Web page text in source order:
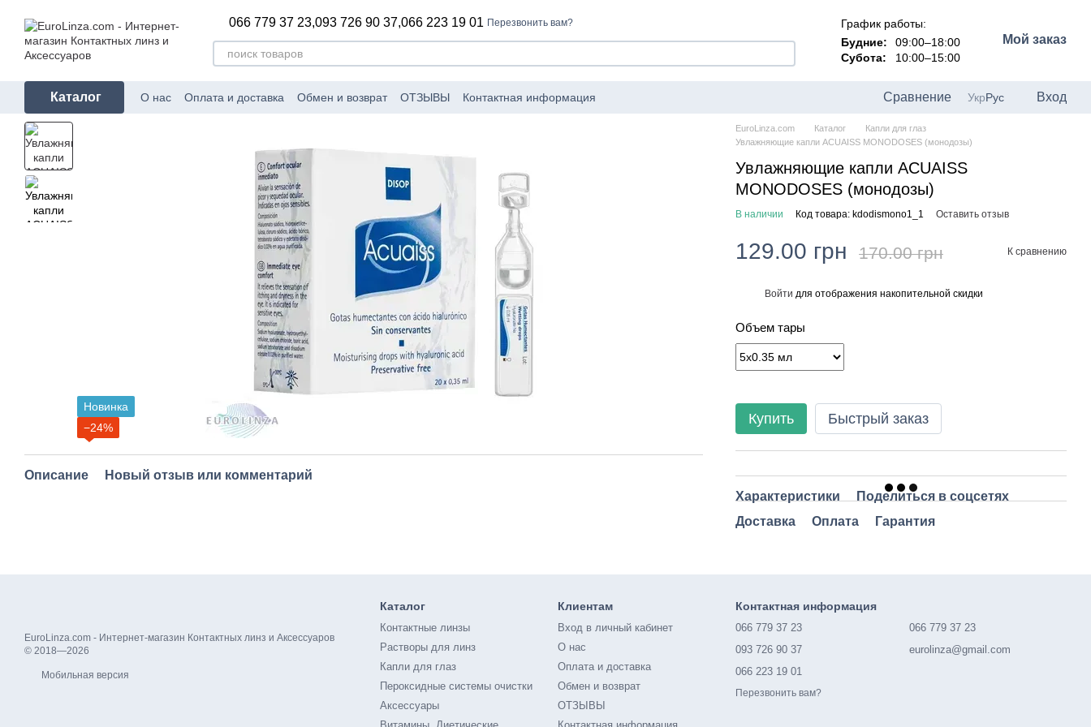
066 779 37 23,093 726 90 37,066 223 19 01 Перезвонить вам?
График работы:
Будние:
09:00–18:00
Субота:
10:00–15:00
Мой заказ
Каталог О нас Оплата и доставка Обмен и возврат ОТЗЫВЫ
Контактная информация
Сравнение УкрРус Вход
Новинка
−24%
Описание Новый отзыв или комментарий
EuroLinza.com Каталог
Капли для глаз
Увлажняющие капли ACUAISS MONODOSES (монодозы)
Увлажняющие капли ACUAISS
MONODOSES (монодозы)
В наличии Код товара: kdodismono1_1 Оставить отзыв
129.00 грн 170.00 грн К сравнению
Войти для отображения накопительной скидки
Объем тары
Купить Быстрый заказ
Характеристики
Поделиться в соцсетях
Доставка
Оплата Гарантия
EuroLinza.com - Интернет-магазин Контактных линз и Аксессуаров
© 2018—2026
Мобильная версия
Каталог
Контактные линзы
Растворы для линз
Капли для глаз
Пероксидные системы очистки
Аксессуары
Клиентам
Вход в личный кабинет
О нас
Оплата и доставка
Обмен и возврат
ОТЗЫВЫ
Контактная информация
066 779 37 23
093 726 90 37
066 223 19 01
Перезвонить вам?
066 779 37 23
eurolinza@gmail.com